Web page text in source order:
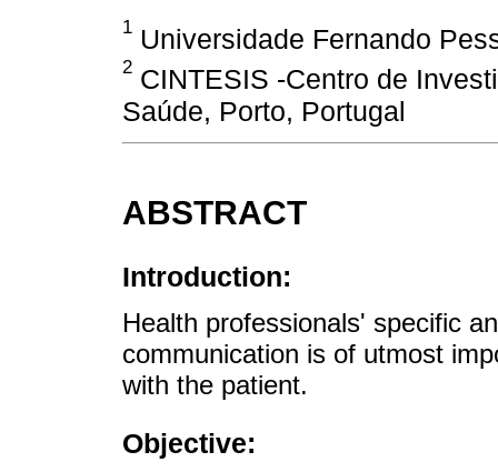
1 Universidade Fernando
2 CINTESIS -Centro de
Saúde, Porto, Portugal
ABSTRACT
Introduction:
Health professionals' specific
communication is of utmost
with the patient.
Objective: